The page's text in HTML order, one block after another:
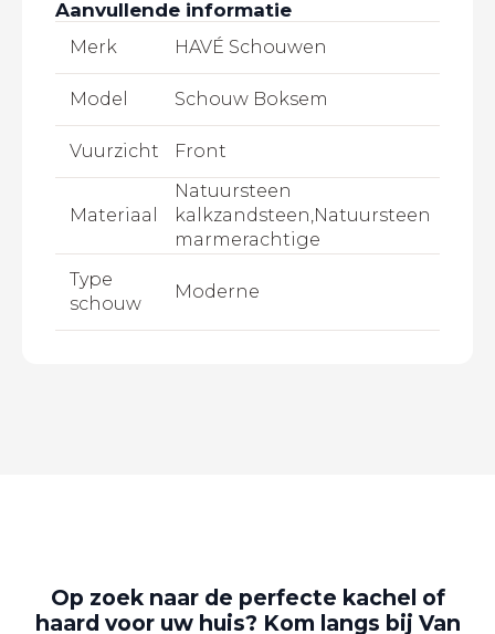
Aanvullende informatie
Merk HAVÉ Schouwen
Model Schouw Boksem
Vuurzicht Front
Materiaal
Natuursteen
kalkzandsteen,Natuursteen
marmerachtige
Type
schouw
Moderne
Op zoek naar de perfecte kachel of
haard voor uw huis? Kom langs bij Van